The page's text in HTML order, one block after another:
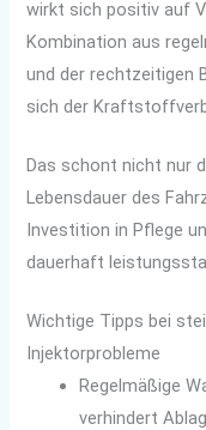
wirkt sich positiv auf
Kombination aus
und der rechtzeitigen
sich der
Das schont nicht nur
Lebensdauer des
Investition in Pflege
dauerhaft
Wichtige Tipps bei
Injektorprobleme
Regelmäßige
verhindert